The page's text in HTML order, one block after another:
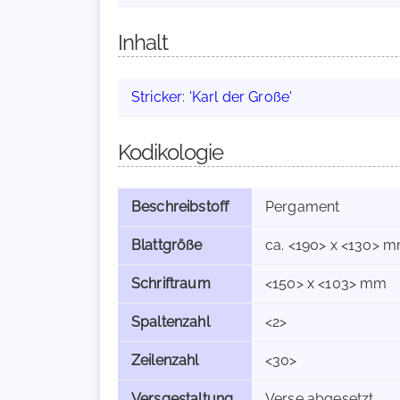
Inhalt
Stricker: 'Karl der Große'
Kodikologie
Beschreibstoff Pergament
Blattgröße ca. <190> x <130>
Schriftraum <150> x <103> mm
Spaltenzahl <2>
Zeilenzahl <30>